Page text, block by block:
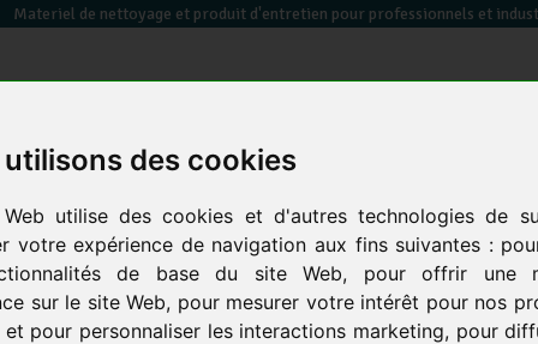
des cookies
utilise des cookies et d'autres technologies de
votre expérience de navigation aux fins suivantes :
de base du site Web, pour offrir une
sur le site Web, pour mesurer votre intérêt pour nos
et pour personnaliser les interactions marketing, pour
Materiel de nettoyage et produit d'entretien pour professionnels et
électrique
locaux
INDIVIDUELLE 24 produits